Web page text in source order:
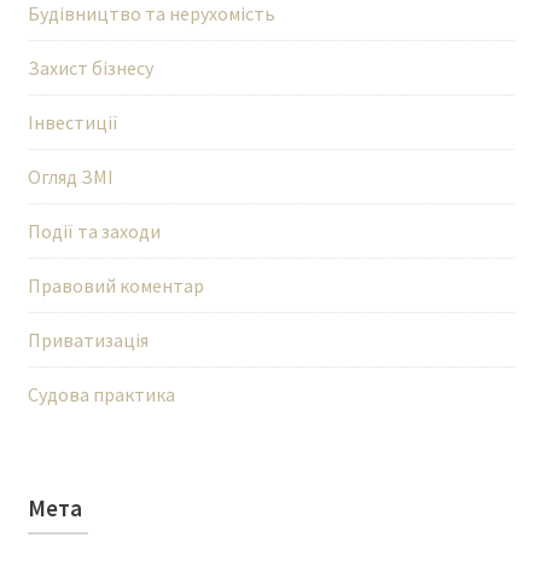
Будівництво та нерухомість
Захист бізнесу
Інвестиції
Огляд ЗМІ
Події та заходи
Правовий коментар
Приватизація
Судова практика
Мета